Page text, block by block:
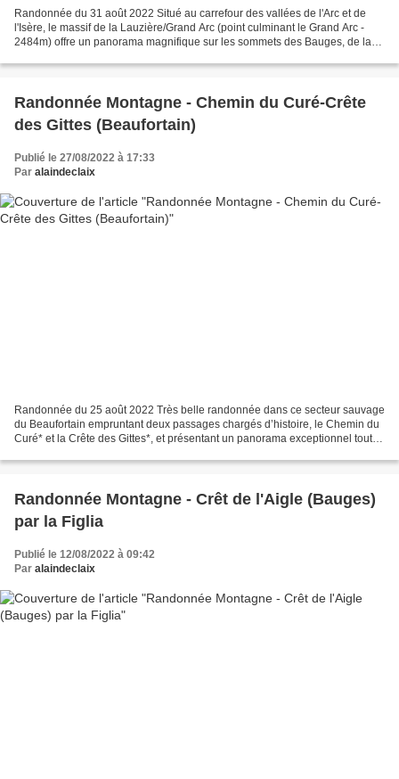
Randonnée du 31 août 2022 Situé au carrefour des vallées de l'Arc et de
l'Isère, le massif de la Lauzière/Grand Arc (point culminant le Grand Arc -
2484m) offre un panorama magnifique sur les sommets des Bauges, de la
Randonnée Montagne - Chemin du Curé-Crête
des Gittes (Beaufortain)
Publié le 27/08/2022 à 17:33
Par alaindeclaix
Randonnée du 25 août 2022 Très belle randonnée dans ce secteur sauvage
du Beaufortain empruntant deux passages chargés d’histoire, le Chemin du
Curé* et la Crête des Gittes*, et présentant un panorama exceptionnel tout
Randonnée Montagne - Crêt de l'Aigle (Bauges)
par la Figlia
Publié le 12/08/2022 à 09:42
Par alaindeclaix